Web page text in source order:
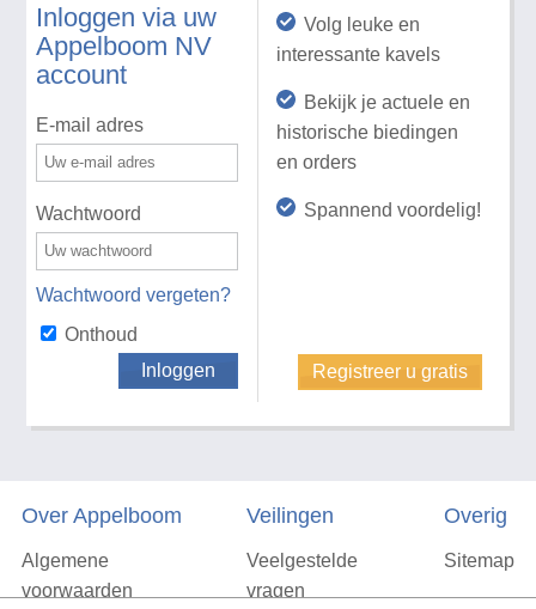
Inloggen via uw
Appelboom NV
account
E-mail adres
Wachtwoord
Wachtwoord vergeten?
Onthoud
Inloggen
Volg leuke en
interessante kavels
Bekijk je actuele en
historische biedingen
en orders
Spannend voordelig!
Registreer u gratis
Over Appelboom
Algemene
voorwaarden
Veilingen
Veelgestelde
vragen
Overig
Sitemap